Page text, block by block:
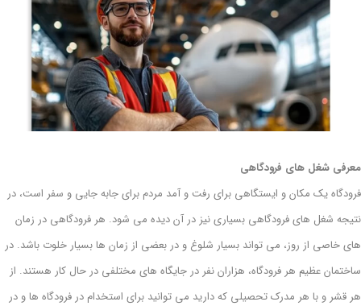
معرفی شغل های فرودگاهی
فرودگاه یک مکان و ایستگاهی برای رفت و آمد مردم برای جابه جایی و سفر است، در
نتیجه شغل های فرودگاهی بسیاری نیز در آن دیده می شود. هر فرودگاهی در زمان
های خاصی از روز، می تواند بسیار شلوغ و در بعضی از زمان ها بسیار خلوت باشد. در
ساختمان عظیم هر فرودگاه، هزاران نفر در جایگاه های مختلفی در حال کار هستند. از
هر قشر و با هر مدرک تحصیلی که دارید می توانید برای استخدام در فرودگاه ها و در